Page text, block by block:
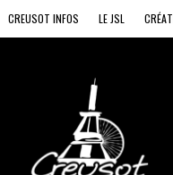
CREUSOT INFOS LE JSL